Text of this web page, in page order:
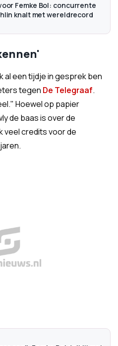
Femke Bol: concurrente
knalt met wereldrecord
al een tijdje in gesprek ben
tegen De Telegraaf.
Hoewel op papier
de baas is over de
credits voor de